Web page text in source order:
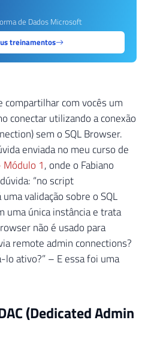
de Dados Microsoft
treinamentos
com vocês um
conectar utilizando a conexão
sem o SQL Browser.
enviada no meu curso de
Módulo 1, onde o Fabiano
“no script
validação sobre o SQL
uma única instância e trata
não é usado para
remote admin connections?
ativo?” – E essa foi uma
(Dedicated Admin